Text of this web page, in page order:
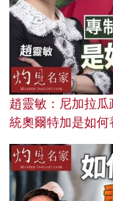
趙靈敏：尼加拉
統奧爾特加是如何